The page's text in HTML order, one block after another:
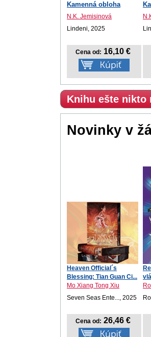
Kamenná obloha
N.K. Jemisinová
Lindeni, 2025
Cena od: 16,10 €
Knihu ešte nikto
Novinky v
Heaven Official´s
Blessing: Tian Guan Ci...
Mo Xiang Tong Xiu
Seven Seas Ente..., 2025
Cena od: 26,46 €